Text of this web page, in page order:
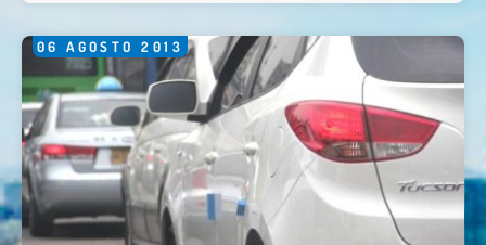
06 AGOSTO 2013